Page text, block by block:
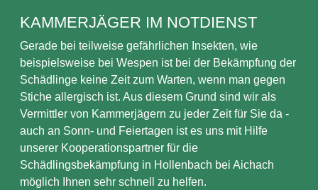
KAMMERJÄGER IM NOTDIENST
Gerade bei teilweise gefährlichen Insekten, wie
beispielsweise bei Wespen ist bei der Bekämpfung der
Schädlinge keine Zeit zum Warten, wenn man gegen
Stiche allergisch ist. Aus diesem Grund sind wir als
Vermittler von Kammerjägern zu jeder Zeit für Sie da -
auch an Sonn- und Feiertagen ist es uns mit Hilfe
unserer Kooperationspartner für die
Schädlingsbekämpfung in Hollenbach bei Aichach
möglich Ihnen sehr schnell zu helfen.